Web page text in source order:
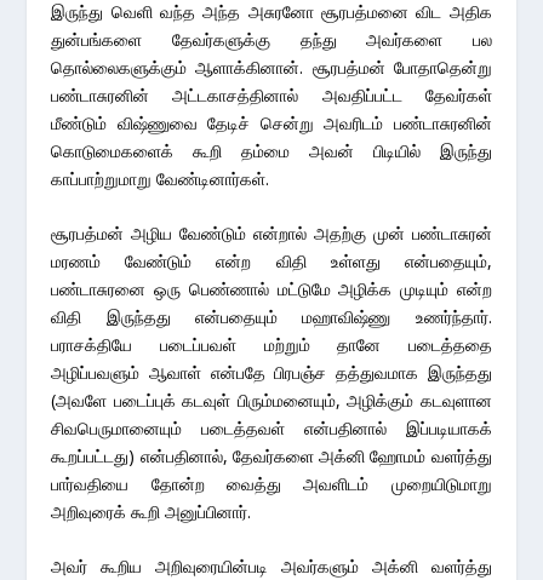
இருந்து வெளி வந்த அந்த அசுரனோ சூரபத்மனை விட அதிக
துன்பங்களை தேவர்களுக்கு தந்து அவர்களை பல
தொல்லைகளுக்கும் ஆளாக்கினான். சூரபத்மன் போதாதென்று
பண்டாசுரனின் அட்டகாசத்தினால் அவதிப்பட்ட தேவர்கள்
மீண்டும் விஷ்ணுவை தேடிச் சென்று அவரிடம் பண்டாசுரனின்
கொடுமைகளைக் கூறி தம்மை அவன் பிடியில் இருந்து
காப்பாற்றுமாறு வேண்டினார்கள்.
சூரபத்மன் அழிய வேண்டும் என்றால் அதற்கு முன் பண்டாசுரன்
மரணம் வேண்டும் என்ற விதி உள்ளது என்பதையும்,
பண்டாசுரனை ஒரு பெண்ணால் மட்டுமே அழிக்க முடியும் என்ற
விதி இருந்தது என்பதையும் மஹாவிஷ்ணு உணர்ந்தார்.
பராசக்தியே படைப்பவள் மற்றும் தானே படைத்ததை
அழிப்பவளும் ஆவாள் என்பதே பிரபஞ்ச தத்துவமாக இருந்தது
(அவளே படைப்புக் கடவுள் பிரும்மனையும், அழிக்கும் கடவுளான
சிவபெருமானையும் படைத்தவள் என்பதினால் இப்படியாகக்
கூறப்பட்டது) என்பதினால், தேவர்களை அக்னி ஹோமம் வளர்த்து
பார்வதியை தோன்ற வைத்து அவளிடம் முறையிடுமாறு
அறிவுரைக் கூறி அனுப்பினார்.
அவர் கூறிய அறிவுரையின்படி அவர்களும் அக்னி வளர்த்து